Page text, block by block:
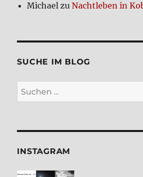
Michael zuNacht­le­ben in
SUCHE IM BLOG
Suchen
nach:
INSTA­GRAM